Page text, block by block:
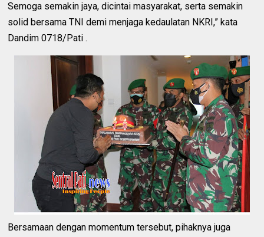
Semoga semakin jaya, dicintai masyarakat, serta semakin
solid bersama TNI demi menjaga kedaulatan NKRI,” kata
Dandim 0718/Pati .
Bersamaan dengan momentum tersebut, pihaknya juga